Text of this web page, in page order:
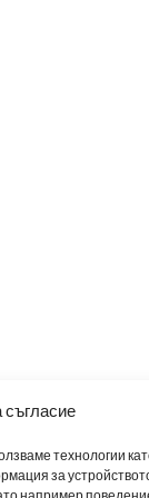
съгласие
технологии
за